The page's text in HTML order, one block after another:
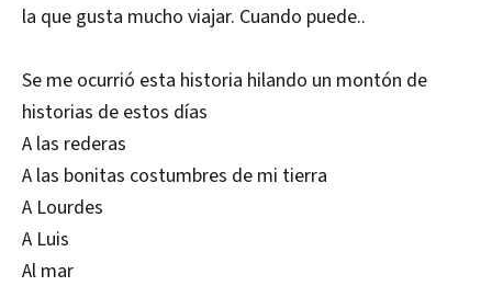
la que gusta mucho viajar. Cuando puede..
Se me ocurrió esta historia hilando un montón de
historias de estos días
A las rederas
A las bonitas costumbres de mi tierra
A Lourdes
A Luis
Al mar